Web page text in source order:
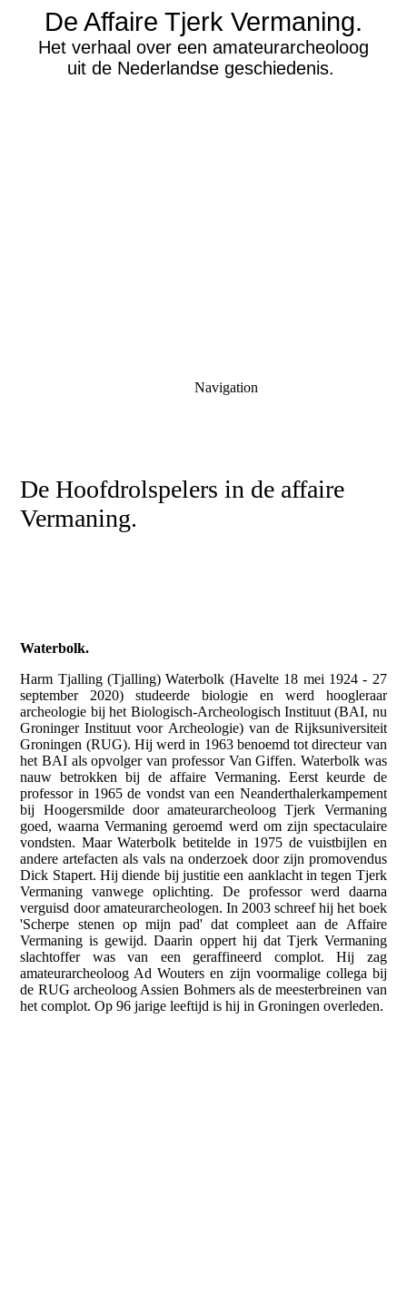
De Affaire Tjerk Vermaning.
Het verhaal over een amateurarcheoloog
uit de Nederlandse geschiedenis.
Navigation
De Hoofdrolspelers in de affaire
Vermaning.
Waterbolk.
Harm Tjalling (Tjalling) Waterbolk (Havelte 18 mei 1924 - 27
september 2020) studeerde biologie en werd hoogleraar
archeologie bij het Biologisch-Archeologisch Instituut (BAI, nu
Groninger Instituut voor Archeologie) van de Rijksuniversiteit
Groningen (RUG). Hij werd in 1963 benoemd tot directeur van
het BAI als opvolger van professor Van Giffen. Waterbolk was
nauw betrokken bij de affaire Vermaning. Eerst keurde de
professor in 1965 de vondst van een Neanderthalerkampement
bij Hoogersmilde door amateurarcheoloog Tjerk Vermaning
goed, waarna Vermaning geroemd werd om zijn spectaculaire
vondsten. Maar Waterbolk betitelde in 1975 de vuistbijlen en
andere artefacten als vals na onderzoek door zijn promovendus
Dick Stapert. Hij diende bij justitie een aanklacht in tegen Tjerk
Vermaning vanwege oplichting. De professor werd daarna
verguisd door amateurarcheologen. In 2003 schreef hij het boek
'Scherpe stenen op mijn pad' dat compleet aan de Affaire
Vermaning is gewijd. Daarin oppert hij dat Tjerk Vermaning
slachtoffer was van een geraffineerd complot. Hij zag
amateurarcheoloog Ad Wouters en zijn voormalige collega bij
de RUG archeoloog Assien Bohmers als de meesterbreinen van
het complot. Op 96 jarige leeftijd is hij in Groningen overleden.